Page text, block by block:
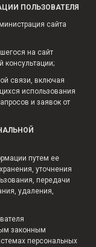
ПОЛЬЗОВАТЕЛЯ
сайта
на сайт
консультации;
связи, включая
использования
и заявок от
путем ее
уточнения
передачи
удаления,
законным
персональных